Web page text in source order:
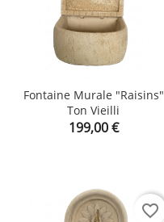
Fontaine Murale "raisins"
Ton Vieilli
Prix
199,00 €
favorite_border